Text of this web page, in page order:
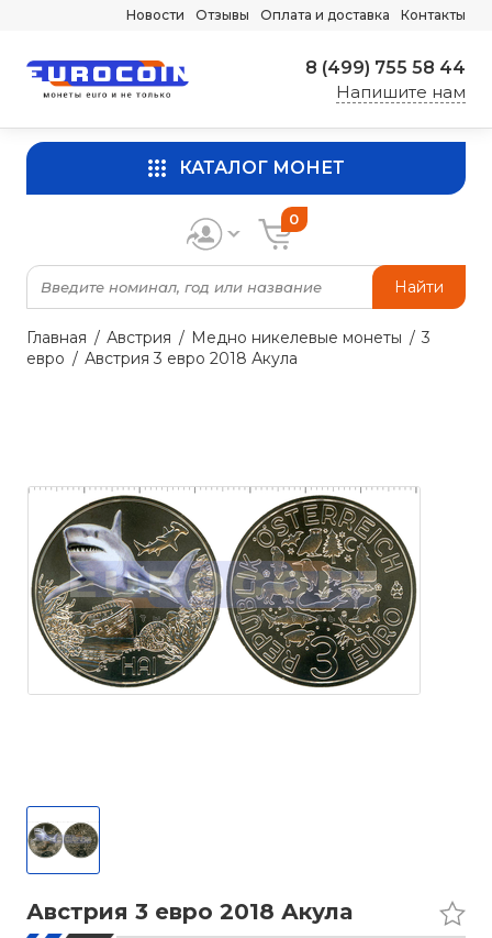
Новости Отзывы Оплата и доставка Контакты
8 (499) 755 58 44
Напишите нам
КАТАЛОГ МОНЕТ
Найти
0
Главная Австрия Медно никелевые монеты
3
евро
Австрия 3 евро 2018 Акула
Австрия 3 евро 2018 Акула